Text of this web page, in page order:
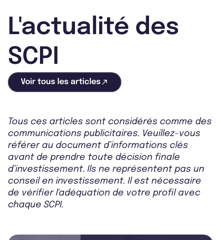
L'actualité des
SCPI
Voir tous les articles
Tous ces articles sont considérés comme des
communications publicitaires. Veuillez-vous
référer au document d’informations clés
avant de prendre toute décision finale
d’investissement. Ils ne représentent pas un
conseil en investissement. Il est nécessaire
de vérifier l'adéquation de votre profil avec
chaque SCPI.